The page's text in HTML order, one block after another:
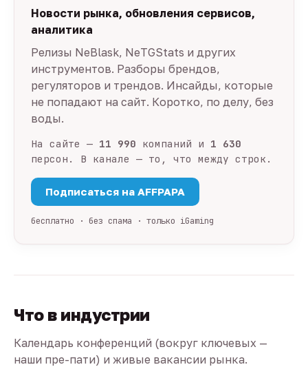
Новости рынка, обновления сервисов,
аналитика
Релизы NeBlask, NeTGStats и других
инструментов. Разборы брендов,
регуляторов и трендов. Инсайды, которые
не попадают на сайт. Коротко, по делу, без
воды.
На сайте — 11 990 компаний и 1 630
персон. В канале — то, что между строк.
Подписаться на AFFPAPA
бесплатно · без спама · только iGaming
Что в индустрии
Календарь конференций (вокруг ключевых —
наши пре-пати) и живые вакансии рынка.